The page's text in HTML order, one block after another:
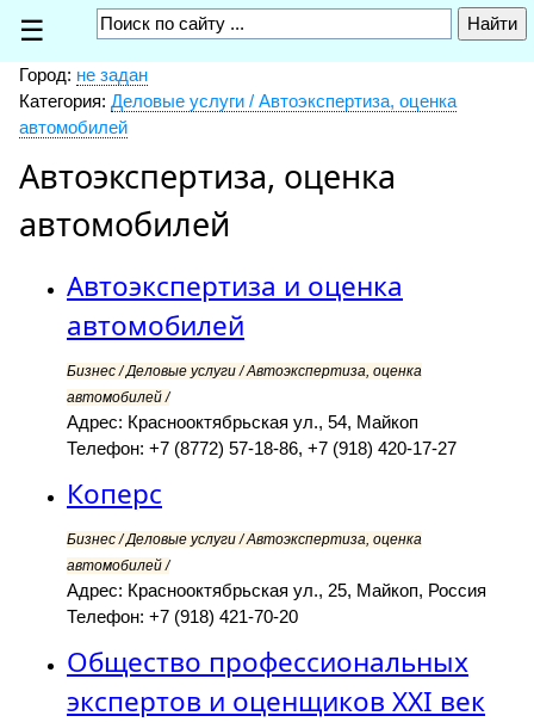
☰
Город: не задан
Категория: Деловые услуги / Автоэкспертиза, оценка
автомобилей
Автоэкспертиза, оценка
автомобилей
Автоэкспертиза и оценка
автомобилей
Бизнес / Деловые услуги / Автоэкспертиза, оценка
автомобилей /
Адрес: Краснооктябрьская ул., 54, Майкоп
Телефон: +7 (8772) 57-18-86, +7 (918) 420-17-27
Коперс
Бизнес / Деловые услуги / Автоэкспертиза, оценка
автомобилей /
Адрес: Краснооктябрьская ул., 25, Майкоп, Россия
Телефон: +7 (918) 421-70-20
Общество профессиональных
экспертов и оценщиков XXI век